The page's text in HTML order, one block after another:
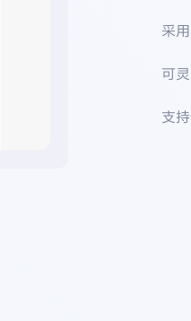
采
可
支